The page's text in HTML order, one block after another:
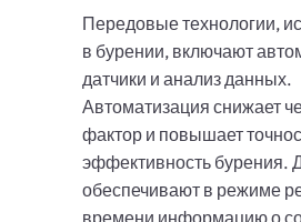
Передовые технологии,
в бурении, включают
датчики и анализ данных.
Автоматизация снижает
фактор и повышает
эффективность бурения.
обеспечивают в режиме